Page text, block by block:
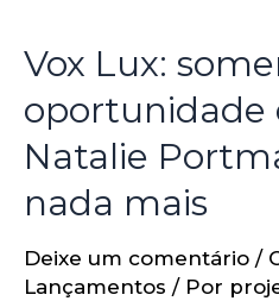
Vox Lux:
oportunidade
Natalie
nada mais
Deixe um comentário /
Lançamentos / Por